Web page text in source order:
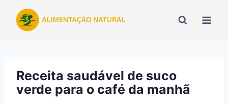
para
Receita saudável de suco
verde para o café da manhã